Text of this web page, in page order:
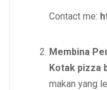
Contact me:
Membina
Kotak pizza
makan yang